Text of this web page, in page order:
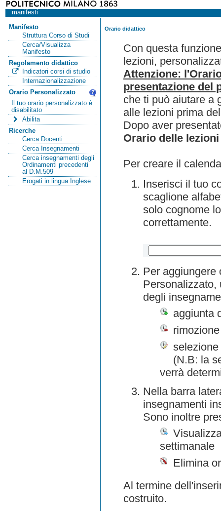
manifesti
Manifesto
Struttura Corso di Studi
Cerca/Visualizza
Manifesto
Regolamento didattico
Indicatori corsi di studio
Internazionalizzazione
Orario Personalizzato
Il tuo orario personalizzato è
disabilitato
Abilita
Ricerche
Cerca Docenti
Cerca Insegnamenti
Cerca insegnamenti degli
Ordinamenti precedenti
al D.M.509
Erogati in lingua Inglese
Orario didattico
Con questa
lezioni,
Attenzione:
presentazione del
che ti può aiutare a
alle lezioni prima
Dopo aver
Orario delle lezioni
Per creare il
Inserisci il tuo
scaglione
solo cognome
correttamente.
Per aggiungere
Personalizzato,
degli
aggiunta
(N.B: la
verrà
Nella barra
insegnamenti
Sono inoltre
settimanale
Elimina
Al termine
costruito.